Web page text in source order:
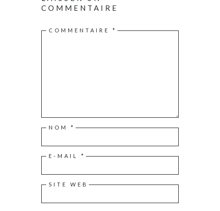
COMMENTAIRE
COMMENTAIRE *
NOM *
E-MAIL *
SITE WEB